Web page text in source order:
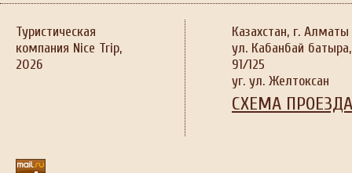
Туристическая
компания Nice Trip,
2026
Казахстан, г. Алматы
ул. Кабанбай батыра,
91/125
уг. ул. Желтоксан
СХЕМА ПРОЕЗДА